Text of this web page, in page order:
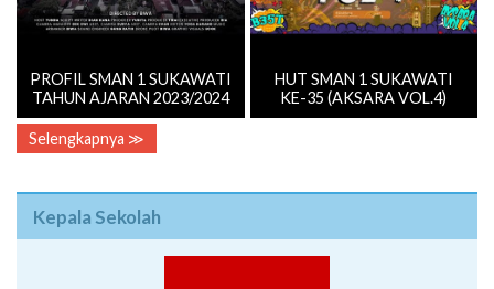
PROFIL SMAN 1 SUKAWATI
TAHUN AJARAN 2023/2024
HUT SMAN 1 SUKAWATI
KE-35 (AKSARA VOL.4)
Selengkapnya ≫
Kepala Sekolah